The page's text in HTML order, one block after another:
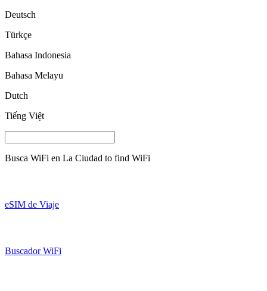
Deutsch
Türkçe
Bahasa Indonesia
Bahasa Melayu
Dutch
Tiếng Việt
Busca WiFi en La Ciudad to find WiFi
eSIM de Viaje
Buscador WiFi